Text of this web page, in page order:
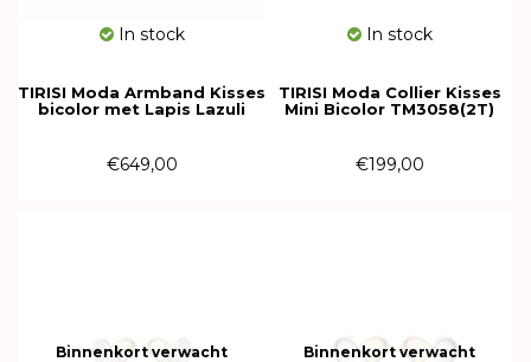
In stock
TIRISI Moda Armband Kisses
bicolor met Lapis Lazuli
€649,00
In stock
TIRISI Moda Collier Kisses
Mini Bicolor TM3058(2T)
€199,00
Binnenkort verwacht Binnenkort verwacht